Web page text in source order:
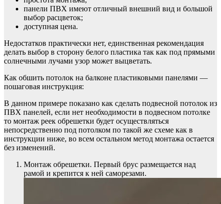
панели ПВХ имеют отличный внешний вид и большой
выбор расцветок;
доступная цена.
Недостатков практически нет, единственная рекомендация
делать выбор в сторону белого пластика так как под прямыми
солнечными лучами узор может выцветать.
Как обшить потолок на балконе пластиковыми панелями —
пошаговая инструкция:
В данном примере показано как сделать подвесной потолок из
ПВХ панелей, если нет необходимости в подвесном потолке
то монтаж реек обрешетки будет осуществляться
непосредственно под потолком по такой же схеме как в
инструкции ниже, во всем остальном метод монтажа остается
без изменений.
Монтаж обрешетки. Первый брус размещается над
рамой и крепится к ней саморезами.